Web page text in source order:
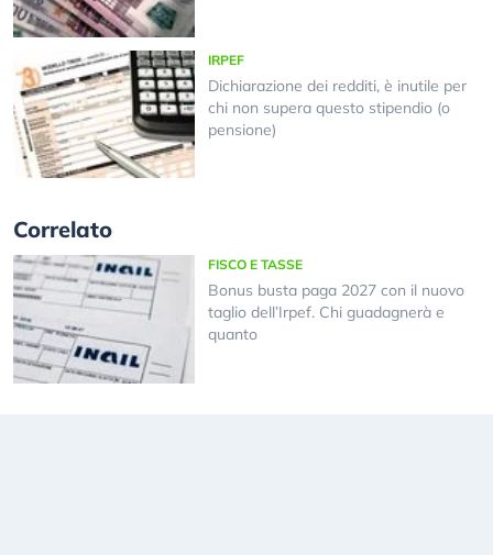
IRPEF
Dichiarazione dei redditi, è inutile per
chi non supera questo stipendio (o
pensione)
Correlato
FISCO E TASSE
Bonus busta paga 2027 con il nuovo
taglio dell’Irpef. Chi guadagnerà e
quanto